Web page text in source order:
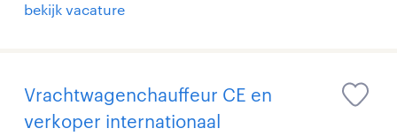
bekijk vacature
Vrachtwagenchauffeur CE en
verkoper internationaal